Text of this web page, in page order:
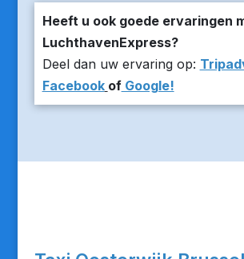
Heeft u ook goede ervaringen
LuchthavenExpress?
Deel dan uw ervaring op:
Facebook ofGoogle!